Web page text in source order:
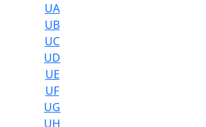
UA
UB
UC
UD
UE
UF
UG
UH